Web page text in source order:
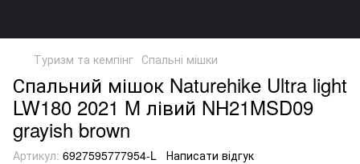
Туризм та кемпінг Спальні мішки
Спальний мішок Naturehike Ultra light
LW180 2021 M лівий NH21MSD09
grayish brown
Артикул: 6927595777954-L Написати відгук